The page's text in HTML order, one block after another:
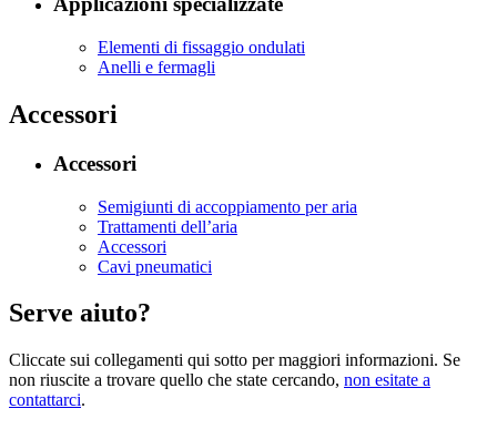
Elementi di fissaggio ondulati
Anelli e fermagli
Accessori
Accessori
Semigiunti di accoppiamento per aria
Trattamenti dell’aria
Accessori
Cavi pneumatici
Serve aiuto?
Cliccate sui collegamenti qui sotto per maggiori informazioni. Se
non riuscite a trovare quello che state cercando, non esitate a
contattarci.